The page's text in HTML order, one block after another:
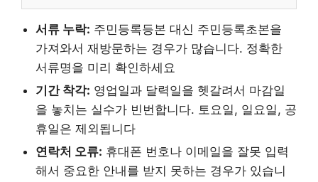
서류 누락: 주민등록등본 대신 주민등록초본을
가져와서 재방문하는 경우가 많습니다. 정확한
서류명을 미리 확인하세요
기간 착각: 영업일과 달력일을 헷갈려서 마감일
을 놓치는 실수가 빈번합니다. 토요일, 일요일, 공
휴일은 제외됩니다
연락처 오류: 휴대폰 번호나 이메일을 잘못 입력
해서 중요한 안내를 받지 못하는 경우가 있습니